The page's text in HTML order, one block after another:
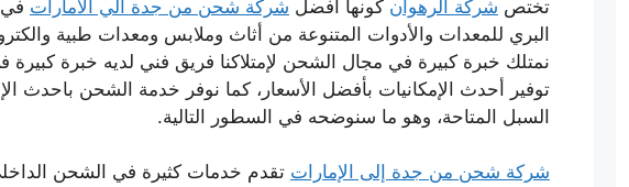
تختص شركة الرهوان كونها أفضل شركة شحن من جدة الي الامارات
البري للمعدات والأدوات المتنوعة من أثاث وملابس ومعدات طبية
نمتلك خبرة كبيرة في مجال الشحن لإمتلاكنا فريق فني لديه خبرة
توفير أحدث الإمكانيات بأفضل الأسعار، كما نوفر خدمة الشحن باحدث
السبل المتاحة، وهو ما سنوضحه في السطور التالية.
شركة شحن من جدة إلى الإمارات تقدم خدمات كثيرة في الشحن